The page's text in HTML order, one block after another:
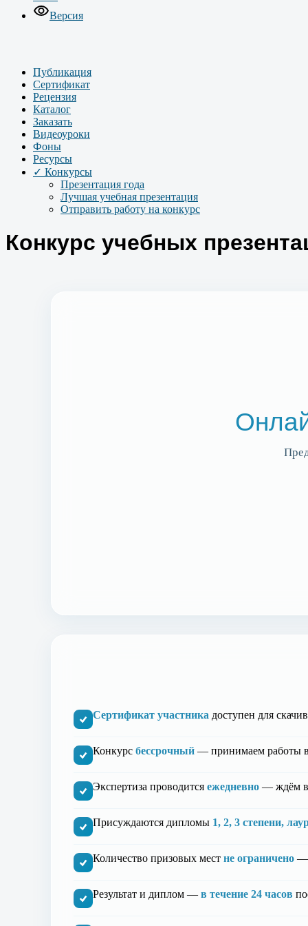
Версия
Публикация
Сертификат
Рецензия
Каталог
Заказать
Видеоуроки
Фоны
Ресурсы
✓ Конкурсы
Презентация года
Лучшая учебная презентация
Отправить работу на конкурс
Конкурс учебных
Сертификат участника доступен для
Конкурсбессрочный — принимаем работы
Экспертиза проводитсяежедневно — ждём
Присуждаются дипломы 1, 2, 3 степени,
Количество призовых местне ограничено —
Результат и диплом —в течение 24 часов